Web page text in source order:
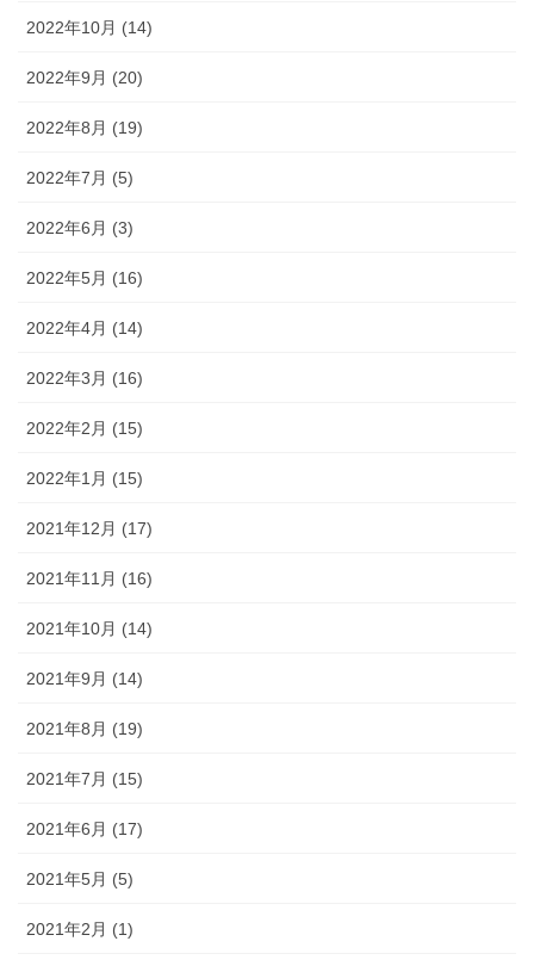
2022年10月 (14)
2022年9月 (20)
2022年8月 (19)
2022年7月 (5)
2022年6月 (3)
2022年5月 (16)
2022年4月 (14)
2022年3月 (16)
2022年2月 (15)
2022年1月 (15)
2021年12月 (17)
2021年11月 (16)
2021年10月 (14)
2021年9月 (14)
2021年8月 (19)
2021年7月 (15)
2021年6月 (17)
2021年5月 (5)
2021年2月 (1)